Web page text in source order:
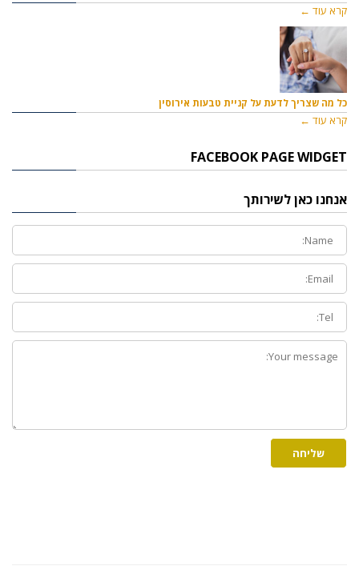
קרא עוד ←
כל מה שצריך לדעת על קניית טבעות אירוסין
קרא עוד ←
FACEBOOK PAGE WIDGET
אנחנו כאן לשירותך
Full
Name:
Email:
Phone:
How
can
we
שליחה